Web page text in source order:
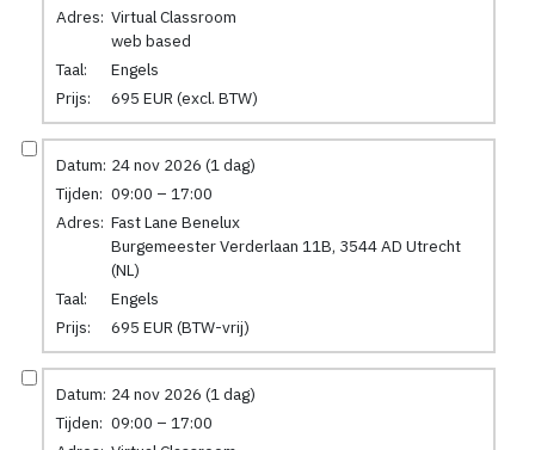
Adres: Virtual Classroom
web based
Taal:
Engels
Prijs:
695 EUR (excl. BTW)
Datum: 24 nov 2026 (1 dag)
Tijden: 09:00 – 17:00
Adres: Fast Lane Benelux
Burgemeester Verderlaan 11B, 3544 AD Utrecht
(NL)
Taal:
Engels
Prijs:
695 EUR (BTW-vrij)
Datum: 24 nov 2026 (1 dag)
Tijden: 09:00 – 17:00